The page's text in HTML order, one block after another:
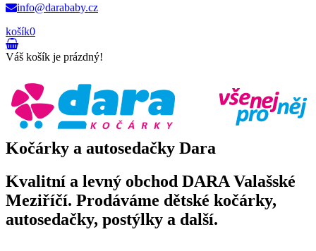
info@darababy.cz
košík0
Váš košík je prázdný!
Kočárky a autosedačky Dara
Kvalitní a levný obchod DARA Valašské
Meziříčí. Prodáváme dětské kočárky,
autosedačky, postýlky a další.